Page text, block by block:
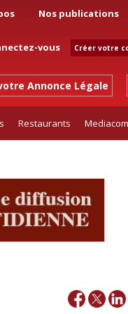
Nos publications
vous Créer votre
Annonce Légale
Restaurants Mediacom